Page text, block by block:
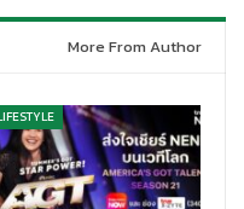
Product) พบกับ
มจากปรากฏการณ์ Tesco
ที่กดติดตามร้าน กิจกรรม
ไม่ยั้ง และส่วนลดพิเศษ
ล่าเซเลบริตี้ คนดังมาทำ
อปปี้
More From Author